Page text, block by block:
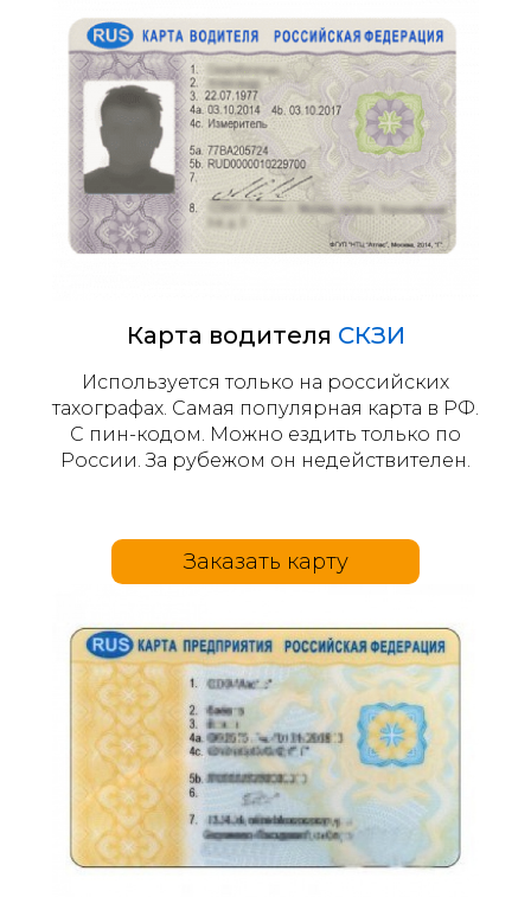
Карта водителя СКЗИ
Используется только на российских
тахографах. Самая популярная карта в РФ.
С пин-кодом. Можно ездить только по
России. За рубежом он недействителен.
Заказать карту